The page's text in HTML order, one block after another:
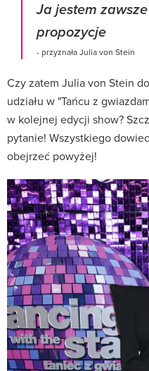
Ja jestem
propozycje
- przyznała Julia von Stein
Czy zatem Julia von Stein
udziału w "Tańcu z
w kolejnej edycji show?
pytanie! Wszystkiego
obejrzeć powyżej!